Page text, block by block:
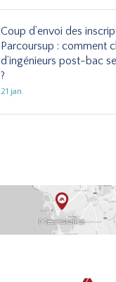
Coup d’envoi des
Parcoursup : comment
d’ingénieurs post-bac
?
21 jan.